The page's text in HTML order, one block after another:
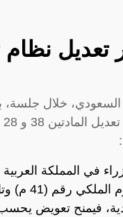
خلال جلسة،
تعويض يحسب وفقاً